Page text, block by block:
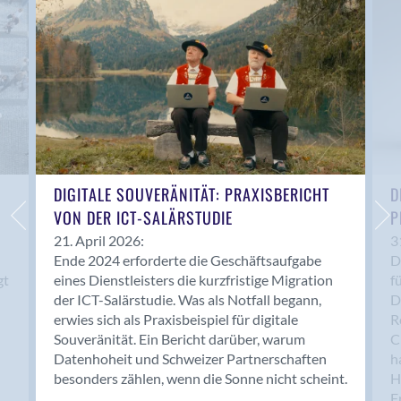
Anwil
Appenzell
Au SG
Baar
Baden
Balsthal
Balzers
Basel
Bassersdorf
Belp
Bendern
Benken (SG)
Bergdietikon
Berlin
Bern
Bern - Liebefeld
DIGITALE SOUVERÄNITÄT: PRAXISBERICHT
VON DER ICT-SALÄRSTUDIE
21. April 2026:
Ende 2024 erforderte die Geschäftsaufgabe
eines Dienstleisters die kurzfristige Migration
der ICT-Salärstudie. Was als Notfall begann,
erwies sich als Praxisbeispiel für digitale
Souveränität. Ein Bericht darüber, warum
Datenhoheit und Schweizer Partnerschaften
besonders zählen, wenn die Sonne nicht scheint.